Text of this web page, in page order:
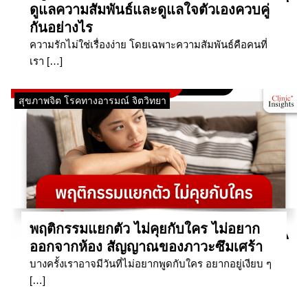
ดูแลความสัมพันธ์และดูแลใจตัวเองควบคู่
กันอย่างไร
ความรักไม่ใช่เรื่องง่าย โดยเฉพาะความสัมพันธ์คือคนที่
เรา […]
สุขภาพจิต โรคทางอารมณ์ จิตวิทยา
พฤติกรรมแยกตัว ไม่คุยกับใคร ไม่อยาก
ออกจากห้อง สัญญาณของภาวะซึมเศร้า
บางครั้งเราอาจมีวันที่ไม่อยากพูดกับใคร อยากอยู่เงียบ ๆ
[…]